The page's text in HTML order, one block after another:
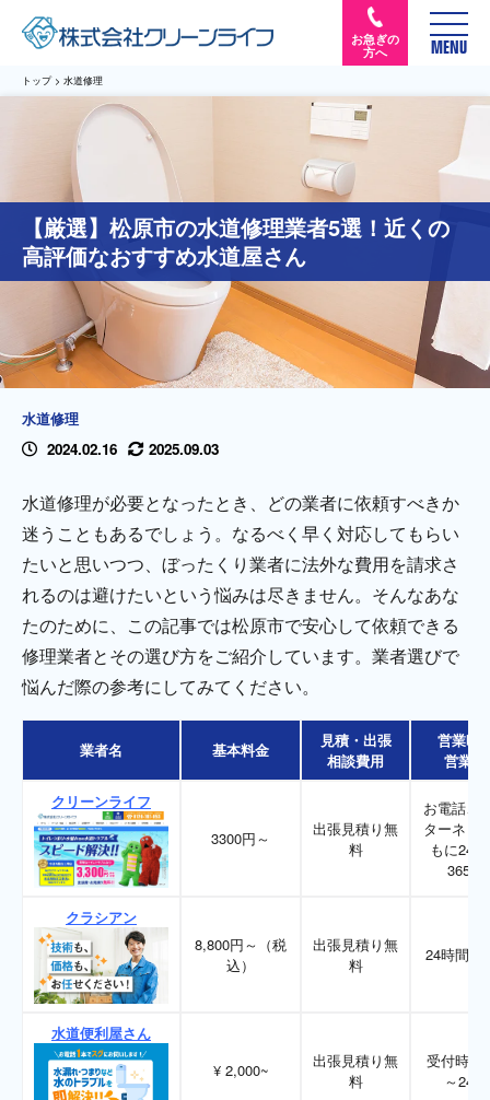
お急ぎの
方へ
MENU
トップ > 水道修理
【厳選】松原市の水道修理業者5選！近くの
高評価なおすすめ水道屋さん
水道修理
2024.02.16
2025.09.03
水道修理が必要となったとき、どの業者に依頼すべきか
迷うこともあるでしょう。なるべく早く対応してもらい
たいと思いつつ、ぼったくり業者に法外な費用を請求さ
れるのは避けたいという悩みは尽きません。そんなあな
たのために、この記事では松原市で安心して依頼できる
修理業者とその選び方をご紹介しています。業者選びで
悩んだ際の参考にしてみてください。
業者名 基本料金
見積・出張
相談費用
営業時
営業日
クリーンライフ
3300円～
出張見積り無
料
お電話、
ターネッ
もに24
365日
クラシアン
8,800円～（税
込）
出張見積り無
料
24時間
水道便利屋さん
¥ 2,000~
出張見積り無
料
受付時間
～24時